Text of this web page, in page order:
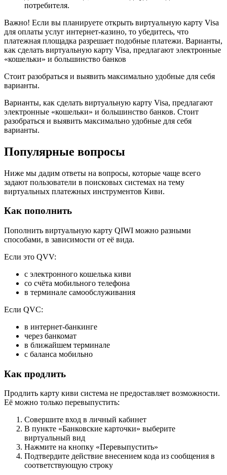
потребителя.
Важно! Если вы планируете открыть виртуальную карту Visa
для оплаты услуг интернет-казино, то убедитесь, что
платежная площадка разрешает подобные платежи. Варианты,
как сделать виртуальную карту Visa, предлагают электронные
«кошельки» и большинство банков
Стоит разобраться и выявить максимально удобные для себя
варианты.
Варианты, как сделать виртуальную карту Visa, предлагают
электронные «кошельки» и большинство банков. Стоит
разобраться и выявить максимально удобные для себя
варианты.
Популярные вопросы
Ниже мы дадим ответы на вопросы, которые чаще всего
задают пользователи в поисковых системах на тему
виртуальных платежных инструментов Киви.
Как пополнить
Пополнить виртуальную карту QIWI можно разными
способами, в зависимости от её вида.
Если это QVV:
с электронного кошелька киви
со счёта мобильного телефона
в терминале самообслуживания
Если QVС:
в интернет-банкинге
через банкомат
в ближайшем терминале
с баланса мобильно
Как продлить
Продлить карту киви система не предоставляет возможности.
Её можно только перевыпустить:
Совершите вход в личный кабинет
В пункте «Банковские карточки» выберите
виртуальный вид
Нажмите на кнопку «Перевыпустить»
Подтвердите действие внесением кода из сообщения в
соответствующую строку